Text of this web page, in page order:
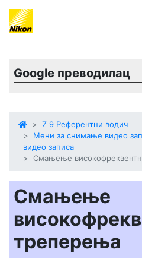
Google преводилац
Z 9 Референтни водич
Мени за снимање видео
видео записа
Смањење
Смањење
треперења